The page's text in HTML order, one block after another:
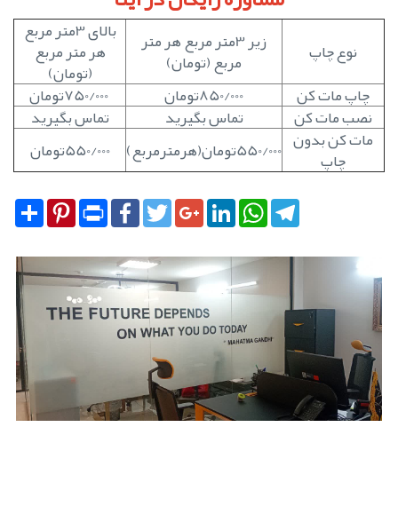
نوع چاپ زیر 3متر مربع هر متر
مربع (تومان)
بالای 3متر مربع
هر متر مربع
(تومان)
چاپ مات کن 850/000تومان 750/000تومان
نصب مات کن تماس بگیرید تماس بگیرید
مات کن بدون
چاپ 550/000تومان(هرمترمربع) 550/000تومان
Share
Pinterest Print
FacebookTwitterGoogle+LinkedIn
WhatsAppTelegram